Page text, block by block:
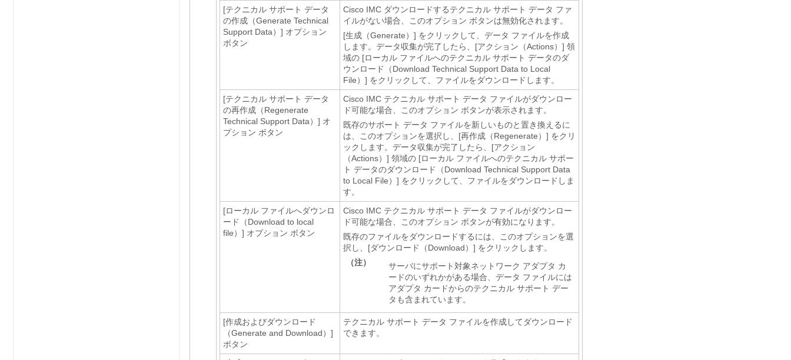
[テクニカル サポート データ
の作成（Generate Technical
Support Data）] オプション
ボタン
Cisco IMC ダウンロードするテクニカル サポート データ ファ
イルがない場合、このオプション ボタンは無効化されます。
[生成（Generate）] をクリックして、データ ファイルを作成
します。データ収集が完了したら、[アクション（Actions）] 領
域の [ローカル ファイルへのテクニカル サポート データのダ
ウンロード（Download Technical Support Data to Local
File）] をクリックして、ファイルをダウンロードします。
[テクニカル サポート データ
の再作成（Regenerate
Technical Support Data）] オ
プション ボタン
Cisco IMC テクニカル サポート データ ファイルがダウンロー
ド可能な場合、このオプション ボタンが表示されます。
既存のサポート データ ファイルを新しいものと置き換えるに
は、このオプションを選択し、[再作成（Regenerate）] をクリ
ックします。データ収集が完了したら、[アクション
（Actions）] 領域の [ローカル ファイルへのテクニカル サポー
ト データのダウンロード（Download Technical Support Data
to Local File）] をクリックして、ファイルをダウンロードしま
す。
[ローカル ファイルへダウンロ
ード（Download to local
file）] オプション ボタン
Cisco IMC テクニカル サポート データ ファイルがダウンロー
ド可能な場合、このオプション ボタンが有効になります。
既存のファイルをダウンロードするには、このオプションを選
択し、[ダウンロード（Download）] をクリックします。
（注）
サーバにサポート対象ネットワーク アダプタ カ
ードのいずれかがある場合、データ ファイルには
アダプタ カードからのテクニカル サポート デー
タも含まれています。
[作成およびダウンロード
（Generate and Download）]
ボタン
テクニカル サポート データ ファイルを作成してダウンロード
できます。